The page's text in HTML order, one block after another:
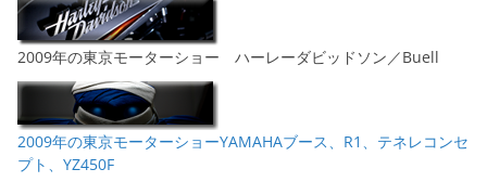
2009年の東京モーターショー ハーレーダビッドソン／Buell
2009年の東京モーターショーYAMAHAブース、R1、テネレコンセ
プト、YZ450F